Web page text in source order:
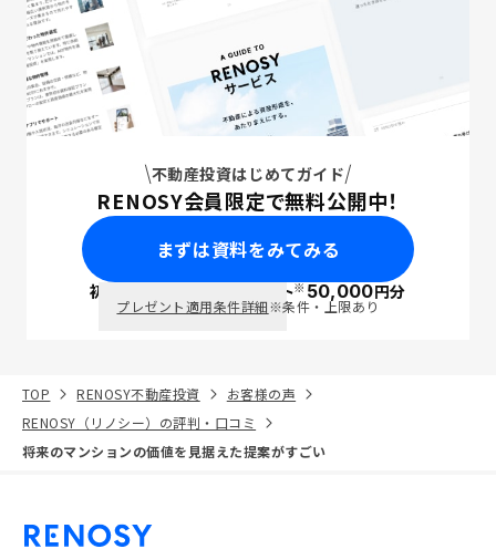
不動産投資はじめてガイド
RENOSY会員限定で無料公開中！
まずは資料をみてみる
初回面談で ポイント※50,000円分
プレゼント適用条件詳細※条件・上限あり
TOP RENOSY不動産投資
お客様の声
RENOSY（リノシー）の評判・口コミ
将来のマンションの価値を見据えた提案がすごい